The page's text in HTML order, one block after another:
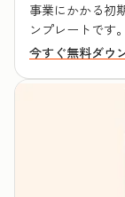
事業にかかる初
ンプレートです。
今すぐ無料ダウ